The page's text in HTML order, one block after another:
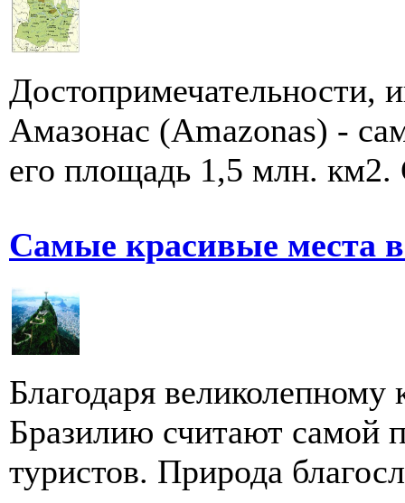
Достопримечательности,
Амазонас (Amazonas) -
его площадь 1,5 млн.
Самые красивые места
Благодаря
Бразилию считают самой
туристов. Природа